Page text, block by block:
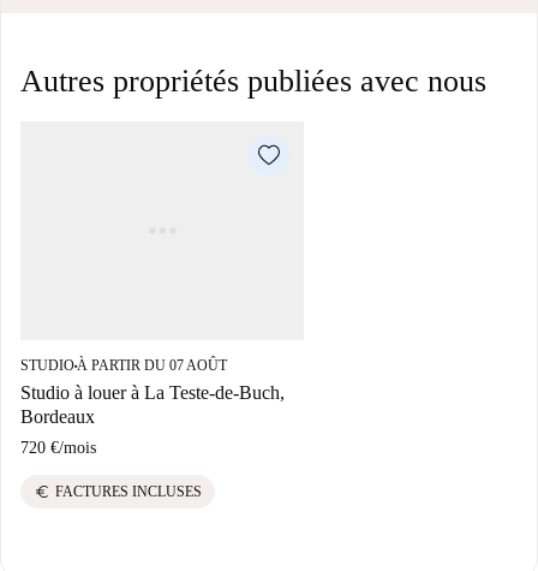
Autres propriétés publiées avec nous
STUDIO■À PARTIR DU 07 AOÛT
Studio à louer à La Teste-de-Buch,
Bordeaux
720 €/mois
euro FACTURES INCLUSES